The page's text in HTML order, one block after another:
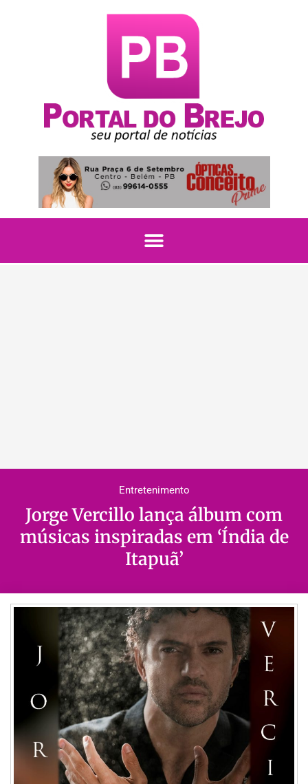
Entretenimento
Jorge Vercillo lança álbum com
músicas inspiradas em ‘Índia de
Itapuã’